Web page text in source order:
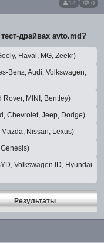
14 💬 0
драйвах avto.md?
Haval, MG, Zeekr)
Benz, Audi, Volkswagen,
Rover, MINI, Bentley)
Chevrolet, Jeep, Dodge)
Nissan, Lexus)
Volkswagen ID, Hyundai
Результаты